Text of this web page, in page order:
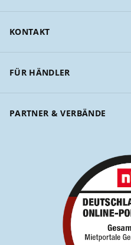
KONTAKT
FÜR HÄNDLER
PARTNER & VERBÄNDE